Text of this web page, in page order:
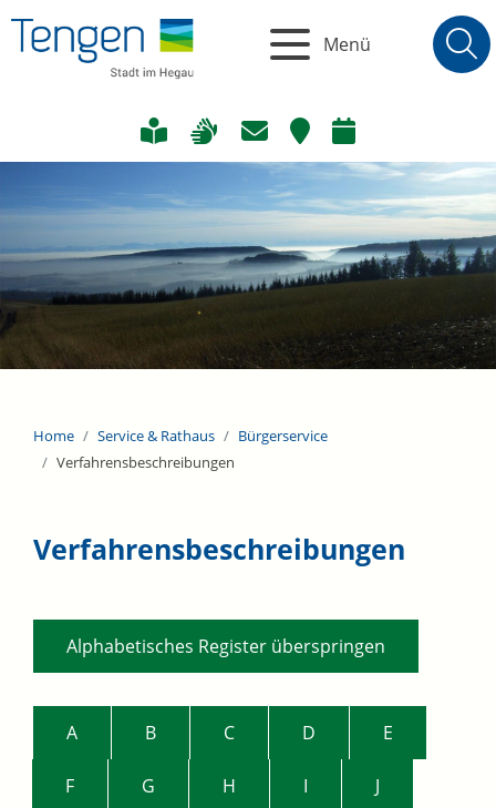
Menü
Home Service & Rathaus
Bürgerservice
Verfahrensbeschreibungen
Verfahrensbeschreibungen
Alphabetisches Register überspringen
A B C D E
F G H I J